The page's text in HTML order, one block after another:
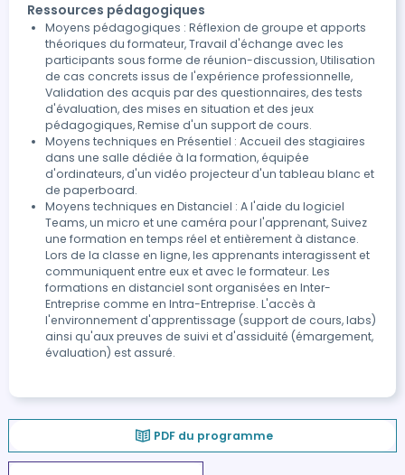
Ressources pédagogiques
Moyens pédagogiques : Réflexion de groupe et apports
théoriques du formateur, Travail d'échange avec les
participants sous forme de réunion-discussion, Utilisation
de cas concrets issus de l'expérience professionnelle,
Validation des acquis par des questionnaires, des tests
d'évaluation, des mises en situation et des jeux
pédagogiques, Remise d'un support de cours.
Moyens techniques en Présentiel : Accueil des stagiaires
dans une salle dédiée à la formation, équipée
d'ordinateurs, d'un vidéo projecteur d'un tableau blanc et
de paperboard.
Moyens techniques en Distanciel : A l'aide du logiciel
Teams, un micro et une caméra pour l'apprenant, Suivez
une formation en temps réel et entièrement à distance.
Lors de la classe en ligne, les apprenants interagissent et
communiquent entre eux et avec le formateur. Les
formations en distanciel sont organisées en Inter-
Entreprise comme en Intra-Entreprise. L'accès à
l'environnement d'apprentissage (support de cours, labs)
ainsi qu'aux preuves de suivi et d'assiduité (émargement,
évaluation) est assuré.
PDF du programme